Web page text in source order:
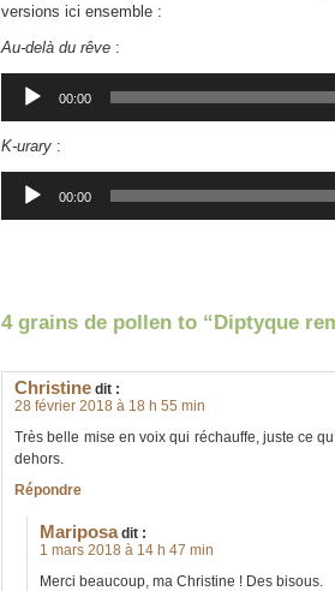
versions ici ensemble :
Au-delà du rêve :
audio
00:00
K-urary :
audio
00:00
4 grains de pollen to “Diptyque
Christine dit :
28 février 2018 à 18 h 55 min
Très belle mise en voix qui réchauffe, juste ce
dehors.
Répondre
Mariposa dit :
1 mars 2018 à 14 h 47 min
Merci beaucoup, ma Christine ! Des bisous.